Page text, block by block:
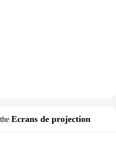
Ecrans de projection